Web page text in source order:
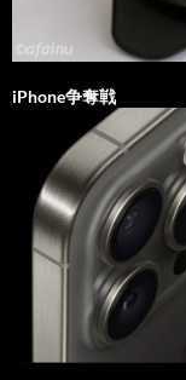
iPhone争奪戦